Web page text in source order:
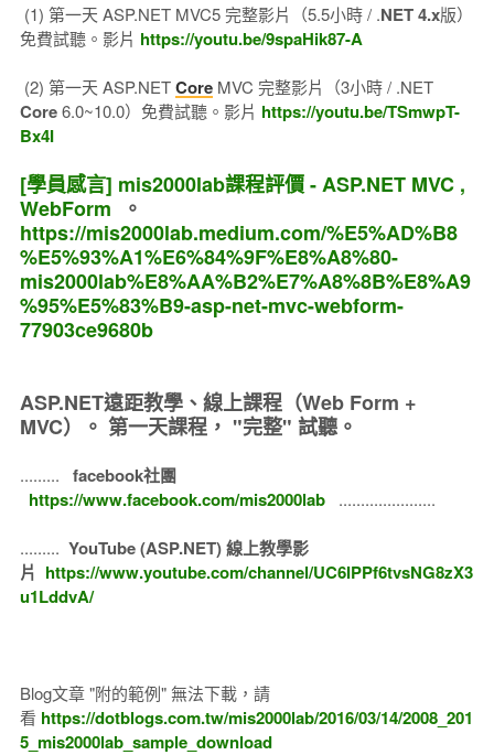
(1) 第一天 ASP.NET MVC5 完整影片（5.5小時 / .NET 4.x版）
免費試聽。影片 https://youtu.be/9spaHik87-A
(2) 第一天 ASP.NETCoreMVC 完整影片（3小時 / .NET
Core6.0~10.0）免費試聽。影片 https://youtu.be/TSmwpT-
Bx4I
[學員感言] mis2000lab課程評價 - ASP.NET MVC ,
WebForm 。
https://mis2000lab.medium.com/%E5%AD%B8
%E5%93%A1%E6%84%9F%E8%A8%80-
mis2000lab%E8%AA%B2%E7%A8%8B%E8%A9
%95%E5%83%B9-asp-net-mvc-webform-
77903ce9680b
ASP.NET遠距教學、線上課程（Web Form +
MVC）。 第一天課程， "完整" 試聽。
.........
facebook社團
https://www.facebook.com/mis2000lab
......................
......... YouTube (ASP.NET) 線上教學影
片 https://www.youtube.com/channel/UC6IPPf6tvsNG8zX3
u1LddvA/
Blog文章 "附的範例" 無法下載，請
看 https://dotblogs.com.tw/mis2000lab/2016/03/14/2008_201
5_mis2000lab_sample_download